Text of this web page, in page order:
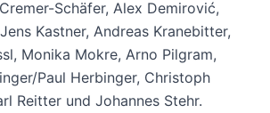
Schäfer, Alex Demirović,
Kastner, Andreas Kranebitter,
Monika Mokre, Arno Pilgram,
Paul Herbinger, Christoph
Reitter und Johannes Stehr.